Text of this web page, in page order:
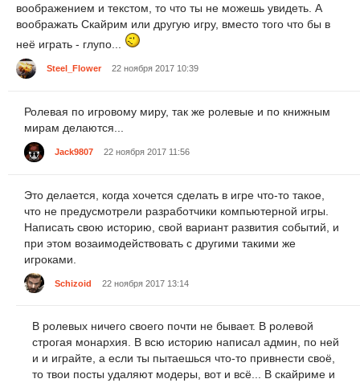
воображением и текстом, то что ты не можешь увидеть. А
воображать Скайрим или другую игру, вместо того что бы в
неё играть - глупо...
Steel_Flower 22 ноября 2017 10:39
Ролевая по игровому миру, так же ролевые и по книжным
мирам делаются...
Jack9807 22 ноября 2017 11:56
Это делается, когда хочется сделать в игре что-то такое,
что не предусмотрели разработчики компьютерной игры.
Написать свою историю, свой вариант развития событий, и
при этом возаимодействовать с другими такими же
игроками.
Schizoid 22 ноября 2017 13:14
В ролевых ничего своего почти не бывает. В ролевой
строгая монархия. В всю историю написал админ, по ней
и и играйте, а если ты пытаешься что-то привнести своё,
то твои посты удаляют модеры, вот и всё... В скайриме и